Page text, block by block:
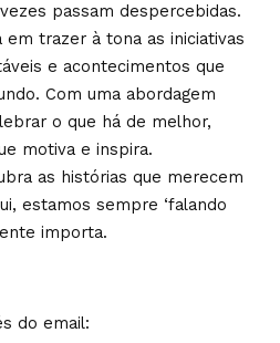
passam despercebidas.
trazer à tona as iniciativas
e acontecimentos que
Com uma abordagem
o que há de melhor,
motiva e inspira.
as histórias que merecem
estamos sempre ‘falando
importa.
do email: